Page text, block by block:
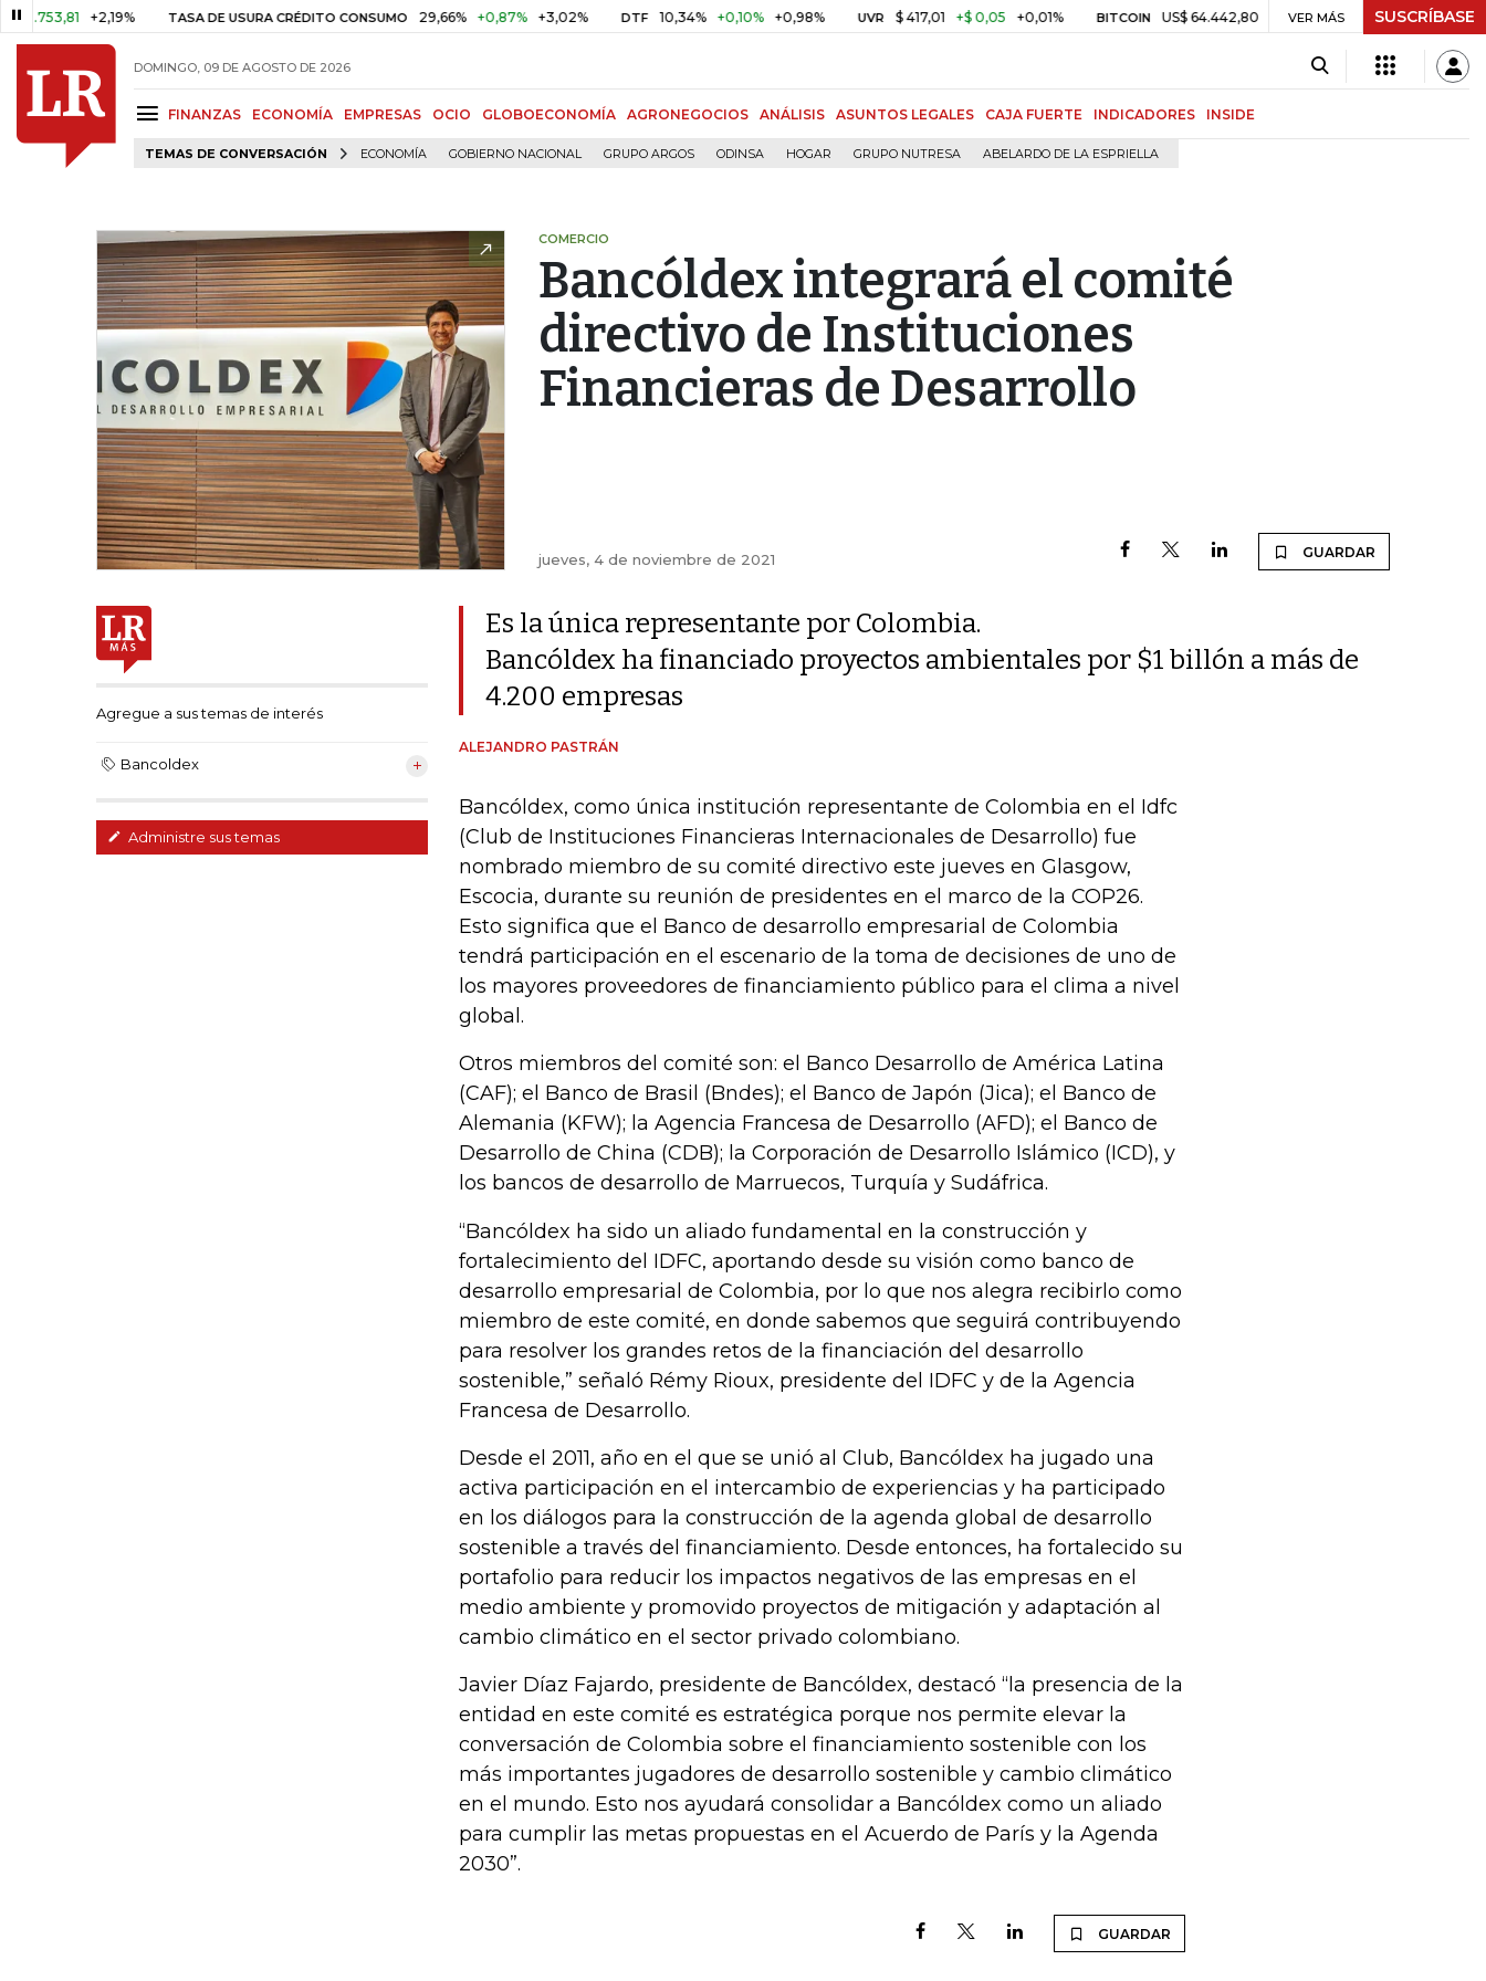
+2,19% TASA DE USURA CRÉDITO CONSUMO 29,66% +0,87% +3,02% DTF 10,34% +0,10% +0,98% UVR $ 417,01 +$ 0,05 +0,01% BITCOIN US$ 64.442,80 -US$ 525,60 -0,81% TRM $ 3.157,43
VER MÁS SUSCRÍBASE
DOMINGO, 09 DE AGOSTO DE 2026
FINANZAS ECONOMÍA EMPRESAS OCIO GLOBOECONOMÍA AGRONEGOCIOS ANÁLISIS ASUNTOS LEGALES CAJA FUERTE INDICADORES INSIDE
TEMAS DE CONVERSACIÓN ECONOMÍA GOBIERNO NACIONAL GRUPO ARGOS ODINSA HOGAR GRUPO NUTRESA ABELARDO DE LA ESPRIELLA
COMERCIO
Bancóldex integrará el comité
directivo de Instituciones
Financieras de Desarrollo
jueves, 4 de noviembre de 2021 GUARDAR
Agregue a sus temas de interés
Bancoldex
Administre sus temas
Es la única representante por Colombia.
Bancóldex ha financiado proyectos ambientales por $1 billón a más de
4.200 empresas
ALEJANDRO PASTRÁN
Bancóldex, como única institución representante de Colombia en el Idfc
(Club de Instituciones Financieras Internacionales de Desarrollo) fue
nombrado miembro de su comité directivo este jueves en Glasgow,
Escocia, durante su reunión de presidentes en el marco de la COP26.
Esto significa que el Banco de desarrollo empresarial de Colombia
tendrá participación en el escenario de la toma de decisiones de uno de
los mayores proveedores de financiamiento público para el clima a nivel
global.
Otros miembros del comité son: el Banco Desarrollo de América Latina
(CAF); el Banco de Brasil (Bndes); el Banco de Japón (Jica); el Banco de
Alemania (KFW); la Agencia Francesa de Desarrollo (AFD); el Banco de
Desarrollo de China (CDB); la Corporación de Desarrollo Islámico (ICD), y
los bancos de desarrollo de Marruecos, Turquía y Sudáfrica.
“Bancóldex ha sido un aliado fundamental en la construcción y
fortalecimiento del IDFC, aportando desde su visión como banco de
desarrollo empresarial de Colombia, por lo que nos alegra recibirlo como
miembro de este comité, en donde sabemos que seguirá contribuyendo
para resolver los grandes retos de la financiación del desarrollo
sostenible,” señaló Rémy Rioux, presidente del IDFC y de la Agencia
Francesa de Desarrollo.
Desde el 2011, año en el que se unió al Club, Bancóldex ha jugado una
activa participación en el intercambio de experiencias y ha participado
en los diálogos para la construcción de la agenda global de desarrollo
sostenible a través del financiamiento. Desde entonces, ha fortalecido su
portafolio para reducir los impactos negativos de las empresas en el
medio ambiente y promovido proyectos de mitigación y adaptación al
cambio climático en el sector privado colombiano.
Javier Díaz Fajardo, presidente de Bancóldex, destacó “la presencia de la
entidad en este comité es estratégica porque nos permite elevar la
conversación de Colombia sobre el financiamiento sostenible con los
más importantes jugadores de desarrollo sostenible y cambio climático
en el mundo. Esto nos ayudará consolidar a Bancóldex como un aliado
para cumplir las metas propuestas en el Acuerdo de París y la Agenda
2030”.
GUARDAR